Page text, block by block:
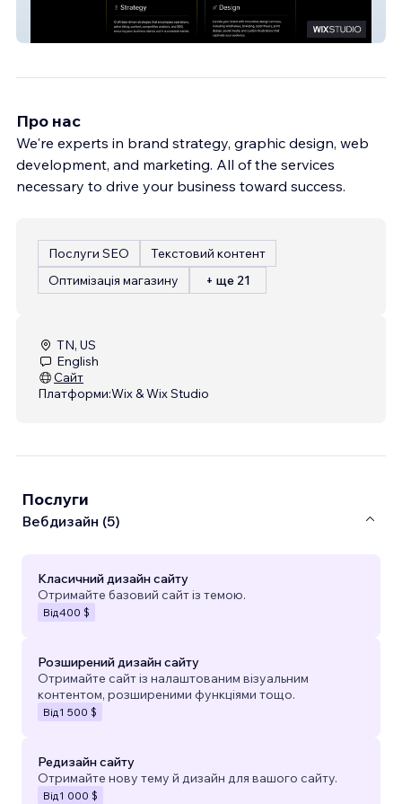
Про нас
We're experts in brand strategy, graphic design, web
development, and marketing. All of the services
necessary to drive your business toward success.
Послуги SEO
Текстовий контент
Оптимізація магазину
+ ще 21
TN, US
English
Сайт
Платформи:Wix & Wix Studio
Послуги
Вебдизайн (5)
Класичний дизайн сайту
Отримайте базовий сайт із темою.
Від400 $
Розширений дизайн сайту
Отримайте сайт із налаштованим візуальним
контентом, розширеними функціями тощо.
Від 1 500 $
Редизайн сайту
Отримайте нову тему й дизайн для вашого сайту.
Від 1 000 $